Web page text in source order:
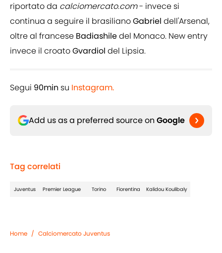
riportato da calciomercato.com- invece si
continua a seguire il brasilianoGabriel dell'Arsenal,
oltre al francese Badiashiledel Monaco. New entry
invece il croatoGvardiol del Lipsia.
Segui 90min su Instagram.
Add us as a preferred source on Google
Tag correlati
Juventus Premier League Torino Fiorentina Kalidou Koulibaly
Home / Calciomercato Juventus